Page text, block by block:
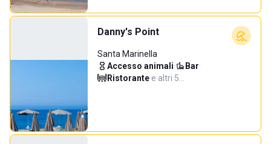
Danny's Point
Santa Marinella
Accesso animali· Bar·
Ristorante·e altri 5…